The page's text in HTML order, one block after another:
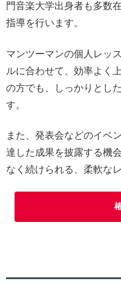
門音楽大学出身者も多数
指導を行います。
マンツーマンの個人レッ
ルに合わせて、効率よく
の方でも、しっかりとし
す。
また、発表会などのイベ
達した成果を披露する機
なく続けられる、柔軟な